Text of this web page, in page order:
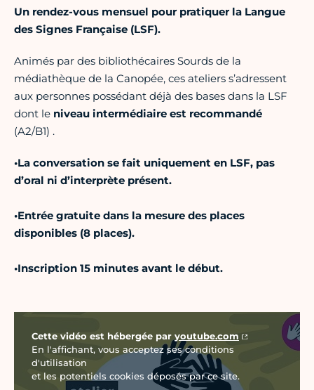
Un rendez-vous mensuel pour pratiquer la Langue
des Signes Française (LSF).
Animés par des bibliothécaires Sourds de la
médiathèque de la Canopée, ces ateliers s’adressent
aux personnes possédant déjà des bases dans la LSF
dont le niveau intermédiaire est recommandé
(A2/B1) .
•La conversation se fait uniquement en LSF, pas
d’oral ni d’interprète présent.
•Entrée gratuite dans la mesure des places
disponibles (8 places).
•Inscription 15 minutes avant le début.
Cette vidéo est hébergée par youtube.com
En l'affichant, vous acceptez ses conditions
d'utilisation
et les potentiels cookies déposés par ce site.